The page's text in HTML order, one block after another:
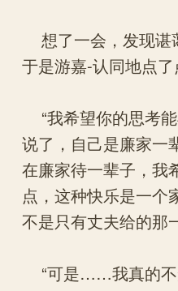
想了一会，发现谌
于是游嘉-认同地点了
“我希望你的思考
说了，自己是廉家一
在廉家待一辈子，我
点，这种快乐是一个
不是只有丈夫给的那
“可是……我真的不